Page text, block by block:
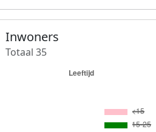
Inwoners
Totaal 35